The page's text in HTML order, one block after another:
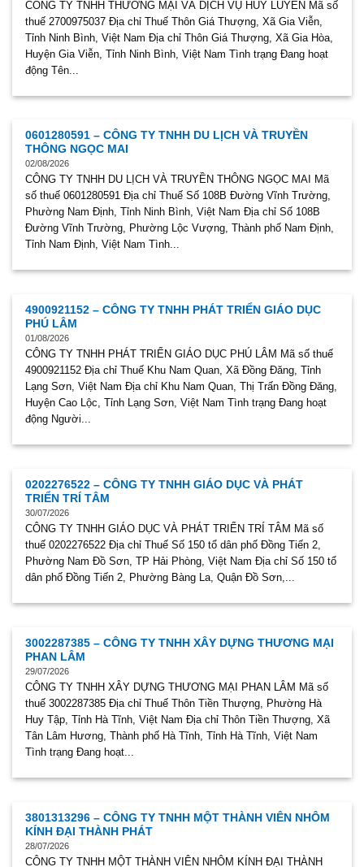
CÔNG TY TNHH THƯƠNG MẠI VÀ DỊCH VỤ HUY LUYÊN Mã số
thuế 2700975037 Địa chỉ Thuế Thôn Giá Thượng, Xã Gia Viễn,
Tỉnh Ninh Bình, Việt Nam Địa chỉ Thôn Giá Thượng, Xã Gia Hòa,
Huyện Gia Viễn, Tỉnh Ninh Bình, Việt Nam Tình trạng Đang hoạt
động Tên...
0601280591 – CÔNG TY TNHH DU LỊCH VÀ TRUYỀN
THÔNG NGỌC MAI
02/08/2026
CÔNG TY TNHH DU LỊCH VÀ TRUYỀN THÔNG NGỌC MAI Mã
số thuế 0601280591 Địa chỉ Thuế Số 108B Đường Vĩnh Trường,
Phường Nam Định, Tỉnh Ninh Bình, Việt Nam Địa chỉ Số 108B
Đường Vĩnh Trường, Phường Lộc Vượng, Thành phố Nam Định,
Tỉnh Nam Định, Việt Nam Tình...
4900921152 – CÔNG TY TNHH PHÁT TRIỂN GIÁO DỤC
PHÚ LÂM
01/08/2026
CÔNG TY TNHH PHÁT TRIỂN GIÁO DỤC PHÚ LÂM Mã số thuế
4900921152 Địa chỉ Thuế Khu Nam Quan, Xã Đồng Đăng, Tỉnh
Lạng Sơn, Việt Nam Địa chỉ Khu Nam Quan, Thị Trấn Đồng Đăng,
Huyện Cao Lộc, Tỉnh Lạng Sơn, Việt Nam Tình trạng Đang hoạt
động Người...
0202276522 – CÔNG TY TNHH GIÁO DỤC VÀ PHÁT
TRIỂN TRÍ TÂM
30/07/2026
CÔNG TY TNHH GIÁO DỤC VÀ PHÁT TRIỂN TRÍ TÂM Mã số
thuế 0202276522 Địa chỉ Thuế Số 150 tổ dân phố Đồng Tiến 2,
Phường Nam Đồ Sơn, TP Hải Phòng, Việt Nam Địa chỉ Số 150 tổ
dân phố Đồng Tiến 2, Phường Bàng La, Quận Đồ Sơn,...
3002287385 – CÔNG TY TNHH XÂY DỰNG THƯƠNG MẠI
PHAN LÂM
29/07/2026
CÔNG TY TNHH XÂY DỰNG THƯƠNG MẠI PHAN LÂM Mã số
thuế 3002287385 Địa chỉ Thuế Thôn Tiền Thượng, Phường Hà
Huy Tập, Tỉnh Hà Tĩnh, Việt Nam Địa chỉ Thôn Tiền Thượng, Xã
Tân Lâm Hương, Thành phố Hà Tĩnh, Tỉnh Hà Tĩnh, Việt Nam
Tình trạng Đang hoạt...
3801313296 – CÔNG TY TNHH MỘT THÀNH VIÊN NHÔM
KÍNH ĐẠI THÀNH PHÁT
28/07/2026
CÔNG TY TNHH MỘT THÀNH VIÊN NHÔM KÍNH ĐẠI THÀNH